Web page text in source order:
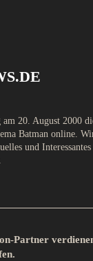
20. August 2000
Batman online.
und
Partner